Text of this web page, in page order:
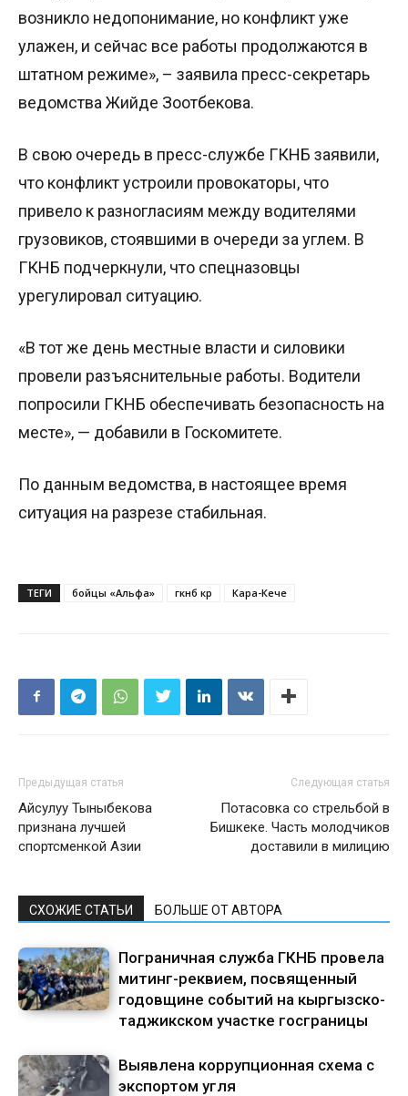
возникло недопонимание, но конфликт уже
улажен, и сейчас все работы продолжаются в
штатном режиме», – заявила пресс-секретарь
ведомства Жийде Зоотбекова.
В свою очередь в пресс-службе ГКНБ заявили,
что конфликт устроили провокаторы, что
привело к разногласиям между водителями
грузовиков, стоявшими в очереди за углем. В
ГКНБ подчеркнули, что спецназовцы
урегулировал ситуацию.
«В тот же день местные власти и силовики
провели разъяснительные работы. Водители
попросили ГКНБ обеспечивать безопасность на
месте», — добавили в Госкомитете.
По данным ведомства, в настоящее время
ситуация на разрезе стабильная.
ТЕГИ бойцы «Альфа» гкнб кр Кара-Кече
Предыдущая статья
Айсулуу Тыныбекова
признана лучшей
спортсменкой Азии
Следующая статья
Потасовка со стрельбой в
Бишкеке. Часть молодчиков
доставили в милицию
СХОЖИЕ СТАТЬИ БОЛЬШЕ ОТ АВТОРА
Пограничная служба ГКНБ провела
митинг-реквием, посвященный
годовщине событий на кыргызско-
таджикском участке госграницы
Выявлена коррупционная схема с
экспортом угля